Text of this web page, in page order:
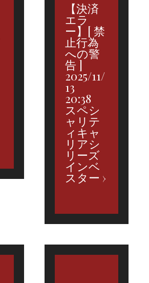
【決済
エラ
ー】[ 禁
止行為
への警
告 ]
2025/11/
13
20:38
スペシ
ャリテ
ィキャ
リアシ
リーズ
インベ
スター